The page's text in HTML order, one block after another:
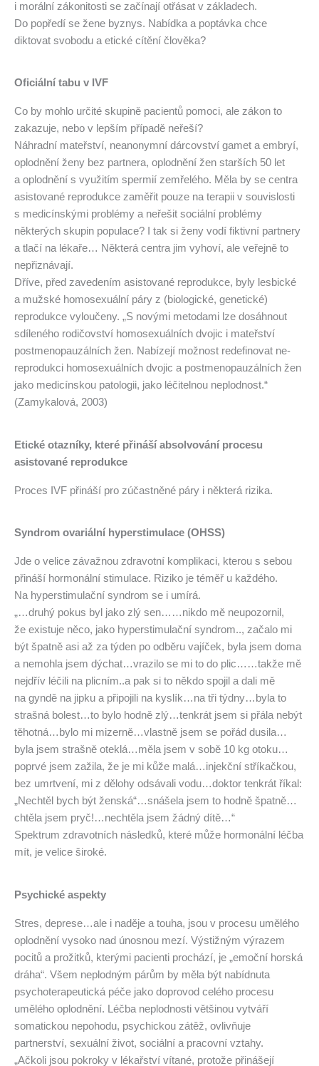
i morální zákonitosti se začínají otřásat v základech.
Do popředí se žene byznys. Nabídka a poptávka chce
diktovat svobodu a etické cítění člověka?
Oficiální tabu v IVF
Co by mohlo určité skupině pacientů pomoci, ale zákon to
zakazuje, nebo v lepším případě neřeší?
Náhradní mateřství, neanonymní dárcovství gamet a embryí,
oplodnění ženy bez partnera, oplodnění žen starších 50 let
a oplodnění s využitím spermií zemřelého. Měla by se centra
asistované reprodukce zaměřit pouze na terapii v souvislosti
s medicínskými problémy a neřešit sociální problémy
některých skupin populace? I tak si ženy vodí fiktivní partnery
a tlačí na lékaře… Některá centra jim vyhoví, ale veřejně to
nepřiznávají.
Dříve, před zavedením asistované reprodukce, byly lesbické
a mužské homosexuální páry z (biologické, genetické)
reprodukce vyloučeny. „S novými metodami lze dosáhnout
sdíleného rodičovství homosexuálních dvojic i mateřství
postmenopauzálních žen. Nabízejí možnost redefinovat ne-
reprodukci homosexuálních dvojic a postmenopauzálních žen
jako medicínskou patologii, jako léčitelnou neplodnost.“
(Zamykalová, 2003)
Etické otazníky, které přináší absolvování procesu
asistované reprodukce
Proces IVF přináší pro zúčastněné páry i některá rizika.
Syndrom ovariální hyperstimulace (OHSS)
Jde o velice závažnou zdravotní komplikaci, kterou s sebou
přináší hormonální stimulace. Riziko je téměř u každého.
Na hyperstimulační syndrom se i umírá.
„…druhý pokus byl jako zlý sen……nikdo mě neupozornil,
že existuje něco, jako hyperstimulační syndrom.., začalo mi
být špatně asi až za týden po odběru vajíček, byla jsem doma
a nemohla jsem dýchat…vrazilo se mi to do plic……takže mě
nejdřív léčili na plicním..a pak si to někdo spojil a dali mě
na gyndě na jipku a připojili na kyslík…na tři týdny…byla to
strašná bolest…to bylo hodně zlý…tenkrát jsem si přála nebýt
těhotná…bylo mi mizerně…vlastně jsem se pořád dusila…
byla jsem strašně oteklá…měla jsem v sobě 10 kg otoku…
poprvé jsem zažila, že je mi kůže malá…injekční stříkačkou,
bez umrtvení, mi z dělohy odsávali vodu…doktor tenkrát říkal:
„Nechtěl bych být ženská“…snášela jsem to hodně špatně…
chtěla jsem pryč!…nechtěla jsem žádný dítě…“
Spektrum zdravotních následků, které může hormonální léčba
mít, je velice široké.
Psychické aspekty
Stres, deprese…ale i naděje a touha, jsou v procesu umělého
oplodnění vysoko nad únosnou mezí. Výstižným výrazem
pocitů a prožitků, kterými pacienti prochází, je „emoční horská
dráha“. Všem neplodným párům by měla být nabídnuta
psychoterapeutická péče jako doprovod celého procesu
umělého oplodnění. Léčba neplodnosti většinou vytváří
somatickou nepohodu, psychickou zátěž, ovlivňuje
partnerství, sexuální život, sociální a pracovní vztahy.
„Ačkoli jsou pokroky v lékařství vítané, protože přinášejí